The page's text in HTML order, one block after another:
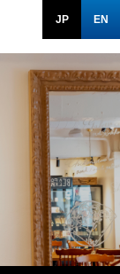
JP EN